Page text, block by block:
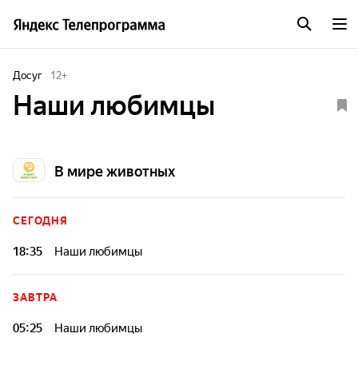
Досуг 12+
Наши любимцы
В мире животных
СЕГОДНЯ
18:35 Наши любимцы
ЗАВТРА
05:25 Наши любимцы